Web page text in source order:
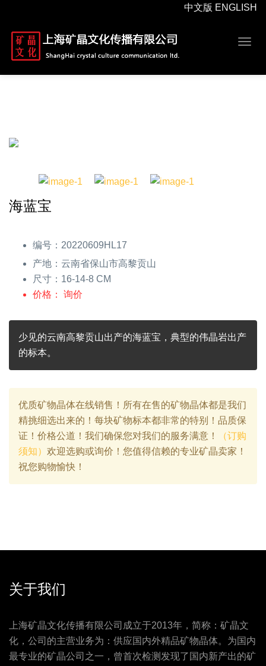
中文版 ENGLISH
海蓝宝
编号：20220609HL17
产地：云南省保山市高黎贡山
尺寸：16-14-8 CM
价格： 询价
少见的云南高黎贡山出产的海蓝宝，典型的伟晶岩出产
的标本。
优质矿物晶体在线销售！所有在售的矿物晶体都是我们
精挑细选出来的！每块矿物标本都非常的特别！品质保
证！价格公道！我们确保您对我们的服务满意！
（订购
须知） 欢迎选购或询价！您值得信赖的专业矿晶卖家！
祝您购物愉快！
关于我们
上海矿晶文化传播有限公司成立于2013年，简称：矿晶文
化，公司的主营业务为：供应国内外精品矿物晶体。为国内
最专业的矿晶公司之一，曾首次检测发现了国内新产出的矿